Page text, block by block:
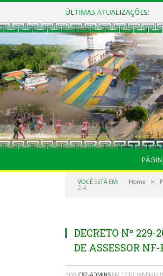
ÚLTIMAS ATUALIZAÇÕES:
VOCÊ ESTÁ EM: Home »
2.4;
DECRETO Nº 229-
DE ASSESSOR
POR CR2-ADMIN5 EM 17 DE JANEIRO